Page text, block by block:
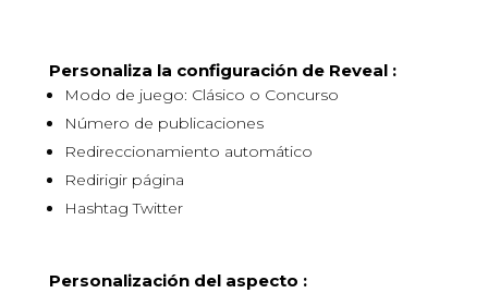
Personaliza la configuración de Reveal :
Modo de juego: Clásico o Concurso
Número de publicaciones
Redireccionamiento automático
Redirigir página
Hashtag Twitter
Personalización del aspecto :